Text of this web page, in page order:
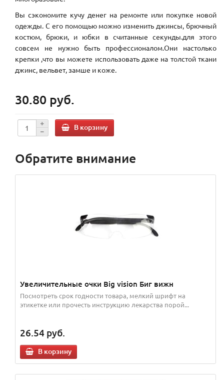
Вы сэкономите кучу денег на ремонте или покупке новой
одежды. С его помощью можно изменить джинсы, брючный
костюм, брюки, и юбки в считанные секунды.для этого
совсем не нужно быть профессионалом.Они настолько
крепки ,что вы можете использовать даже на толстой ткани
джинс, вельвет, замше и коже.
30.80 руб.
В корзину
Обратите внимание
Увеличительные очки Big vision Биг вижн
Посмотреть срок годности товара, мелкий шрифт на
этикетке или прочесть инструкцию лекарства порой...
26.54 руб.
В корзину